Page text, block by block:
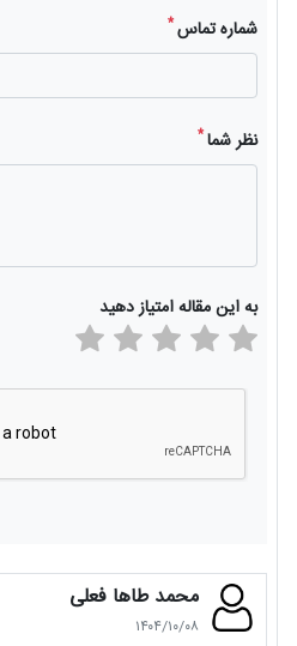
شماره تماس*
نظر شما*
به این مقاله امتیاز دهید
محمد طاها فعلی
۱۴۰۴/۱۰/۰۸